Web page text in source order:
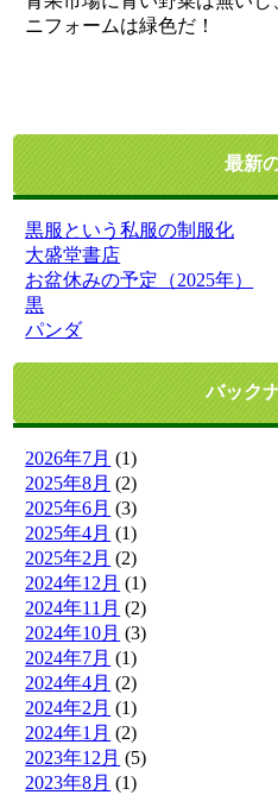
ニフォームは緑色だ！
最新
黒服という私服の制服化
大盛堂書店
お盆休みの予定（2025年）
黒
パンダ
バック
2026年7月 (1)
2025年8月 (2)
2025年6月 (3)
2025年4月 (1)
2025年2月 (2)
2024年12月 (1)
2024年11月 (2)
2024年10月 (3)
2024年7月 (1)
2024年4月 (2)
2024年2月 (1)
2024年1月 (2)
2023年12月 (5)
2023年8月 (1)